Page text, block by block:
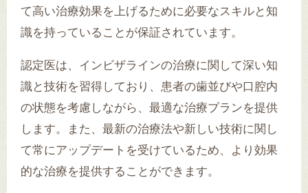
て高い治療効果を上げるために必要なスキルと知
識を持っていることが保証されています。
認定医は、インビザラインの治療に関して深い知
識と技術を習得しており、患者の歯並びや口腔内
の状態を考慮しながら、最適な治療プランを提供
します。また、最新の治療法や新しい技術に関し
て常にアップデートを受けているため、より効果
的な治療を提供することができます。